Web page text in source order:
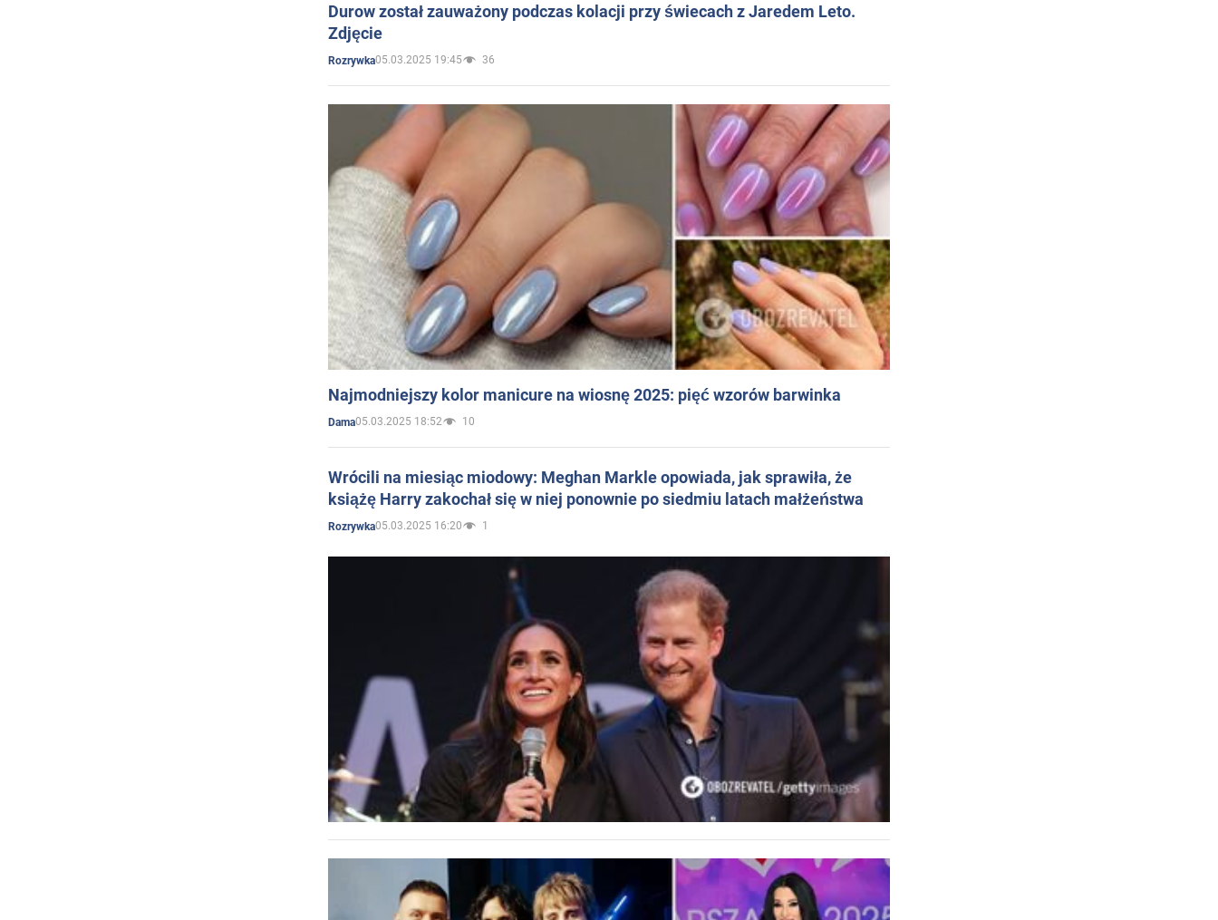
Durow został zauważony podczas kolacji przy świecach z Jaredem Leto.
Zdjęcie
Rozrywka05.03.2025 19:45 36
Najmodniejszy kolor manicure na wiosnę 2025: pięć wzorów barwinka
Dama05.03.2025 18:52 10
Wrócili na miesiąc miodowy: Meghan Markle opowiada, jak sprawiła, że
książę Harry zakochał się w niej ponownie po siedmiu latach małżeństwa
Rozrywka05.03.2025 16:20 1